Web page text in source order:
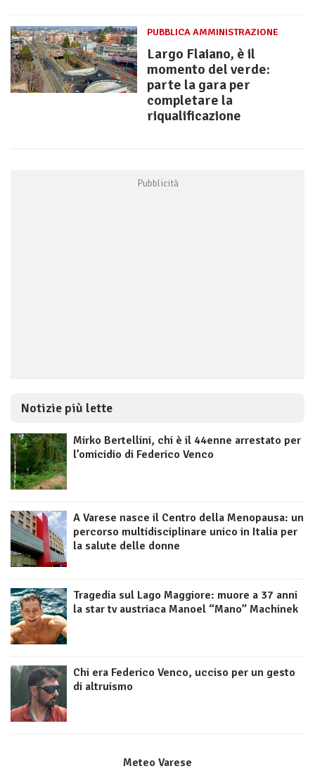
PUBBLICA AMMINISTRAZIONE
Largo Flaiano, è il
momento del verde:
parte la gara per
completare la
riqualificazione
Notizie più lette
Mirko Bertellini, chi è il 44enne arrestato per
l’omicidio di Federico Venco
A Varese nasce il Centro della Menopausa: un
percorso multidisciplinare unico in Italia per
la salute delle donne
Tragedia sul Lago Maggiore: muore a 37 anni
la star tv austriaca Manoel “Mano” Machinek
Chi era Federico Venco, ucciso per un gesto
di altruismo
Meteo Varese